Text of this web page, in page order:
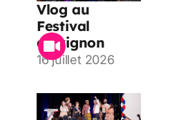
Vlog au
Festival
d’Avignon
16 juillet 2026